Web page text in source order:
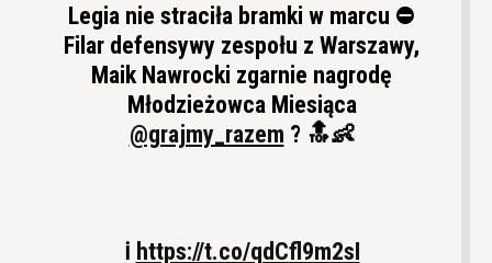
Legia nie straciła bramki w marcu ⛔️
Filar defensywy zespołu z Warszawy,
Maik Nawrocki zgarnie nagrodę
Młodzieżowca Miesiąca
@grajmy_razem ? 🔝👶
ℹ️ https://t.co/qdCfl9m2sI